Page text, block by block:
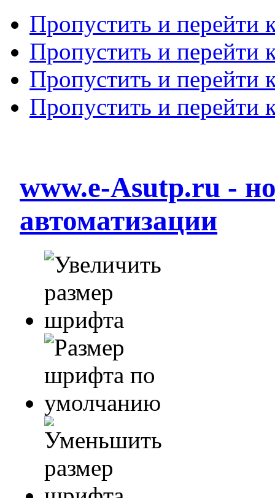
Пропустить и перейти
Пропустить и перейти
Пропустить и перейти
Пропустить и перейти
www.e-Asutp.ru -
автоматизации